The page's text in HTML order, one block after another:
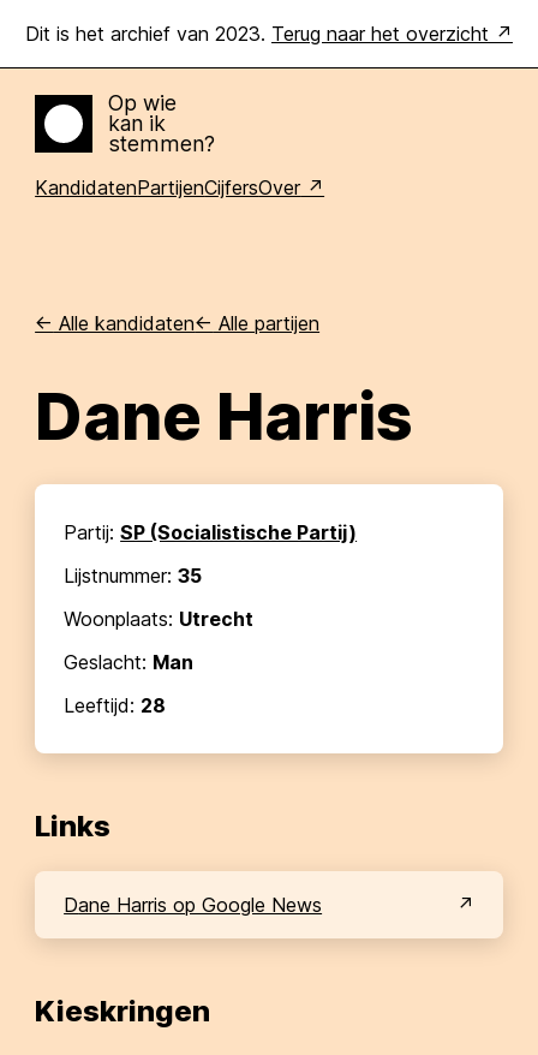
Dit is het archief van 2023. Terug naar het overzicht
Home
Op wie
kan ik
stemmen?
KandidatenPartijenCijfersOver
<- Alle kandidaten<- Alle partijen
Dane Harris
Partij:SP (Socialistische Partij)
Lijstnummer:35
Woonplaats: Utrecht
Geslacht: Man
Leeftijd: 28
Links
Dane Harris op Google News
Kieskringen